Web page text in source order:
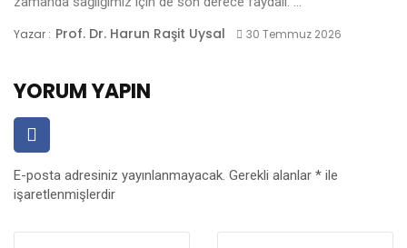
Yazar : Prof. Dr. Harun Raşit Uysal 30 Temmuz 2026
YORUM YAPIN
E-posta adresiniz yayınlanmayacak. Gerekli alanlar * ile
işaretlenmişlerdir